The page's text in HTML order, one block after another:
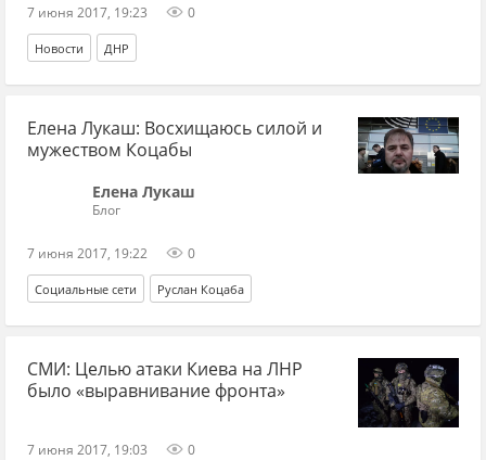
7 июня 2017, 19:23 0
Новости ДНР
Елена Лукаш: Восхищаюсь силой и
мужеством Коцабы
Елена Лукаш
Блог
7 июня 2017, 19:22 0
Социальные сети Руслан Коцаба
СМИ: Целью атаки Киева на ЛНР
было «выравнивание фронта»
7 июня 2017, 19:03 0